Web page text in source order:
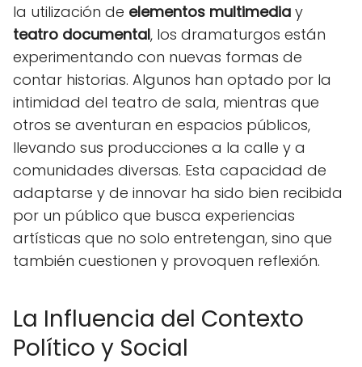
la utilización de elementos multimedia y
teatro documental, los dramaturgos están
experimentando con nuevas formas de
contar historias. Algunos han optado por la
intimidad del teatro de sala, mientras que
otros se aventuran en espacios públicos,
llevando sus producciones a la calle y a
comunidades diversas. Esta capacidad de
adaptarse y de innovar ha sido bien recibida
por un público que busca experiencias
artísticas que no solo entretengan, sino que
también cuestionen y provoquen reflexión.
La Influencia del Contexto
Político y Social